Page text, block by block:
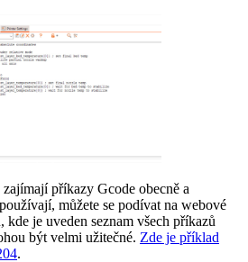
příkazy Gcode obecně a
můžete se podívat na webové
je uveden seznam všech příkazů
být velmi užitečné. Zde je příklad
.